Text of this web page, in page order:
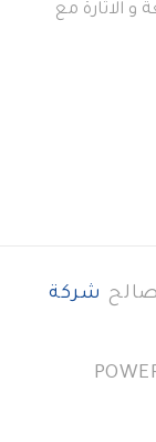
و الاثارة مع
شركة